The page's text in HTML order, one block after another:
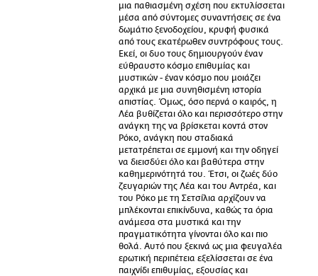
μια παθιασμένη σχέση που εκτυλίσσεται
μέσα από σύντομες συναντήσεις σε ένα
δωμάτιο ξενοδοχείου, κρυφή φυσικά
από τους εκατέρωθεν συντρόφους τους.
Εκεί, οι δυο τους δημιουργούν έναν
εύθραυστο κόσμο επιθυμίας και
μυστικών - έναν κόσμο που μοιάζει
αρχικά με μια συνηθισμένη ιστορία
απιστίας. Όμως, όσο περνά ο καιρός, η
Λέα βυθίζεται όλο και περισσότερο στην
ανάγκη της να βρίσκεται κοντά στον
Ρόκο, ανάγκη που σταδιακά
μετατρέπεται σε εμμονή και την οδηγεί
να διεισδύει όλο και βαθύτερα στην
καθημερινότητά του. Έτσι, οι ζωές δύο
ζευγαριών της Λέα και του Αντρέα, και
του Ρόκο με τη Σετσίλια αρχίζουν να
μπλέκονται επικίνδυνα, καθώς τα όρια
ανάμεσα στα μυστικά και την
πραγματικότητα γίνονται όλο και πιο
θολά. Αυτό που ξεκινά ως μια φευγαλέα
ερωτική περιπέτεια εξελίσσεται σε ένα
παιχνίδι επιθυμίας, εξουσίας και